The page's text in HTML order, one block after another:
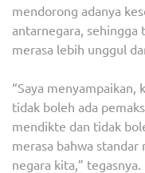
mendorong adanya
antarnegara, sehingga
merasa lebih unggul
“Saya menyampaikan,
tidak boleh ada
mendikte dan tidak
merasa bahwa
negara kita,” tegasnya.